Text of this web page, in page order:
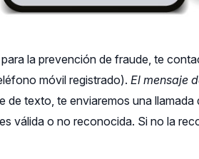
la prevención de fraude, te
móvil registrado). El mensaje
de texto, te enviaremos una
válida o no reconocida. Si no la